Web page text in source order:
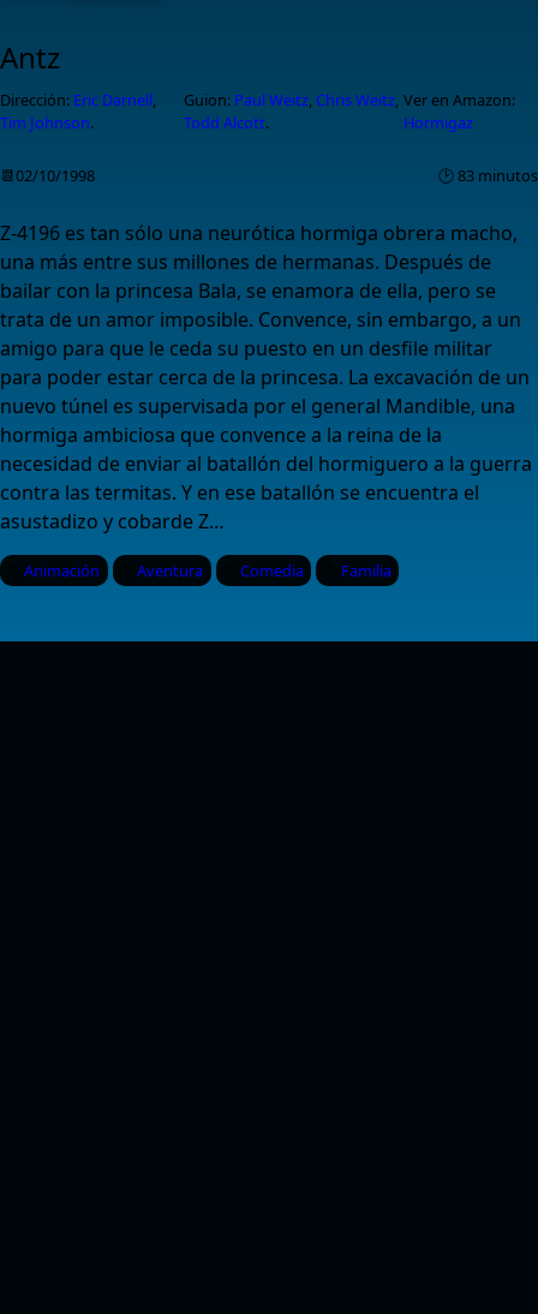
Antz
Dirección: Eric Darnell,
Tim Johnson.
Guion: Paul Weitz,Chris Weitz,
Todd Alcott.
Ver en Amazon:
Hormigaz
📆02/10/1998 🕑 83 minutos
Z-4196 es tan sólo una neurótica hormiga obrera macho,
una más entre sus millones de hermanas. Después de
bailar con la princesa Bala, se enamora de ella, pero se
trata de un amor imposible. Convence, sin embargo, a un
amigo para que le ceda su puesto en un desfile militar
para poder estar cerca de la princesa. La excavación de un
nuevo túnel es supervisada por el general Mandible, una
hormiga ambiciosa que convence a la reina de la
necesidad de enviar al batallón del hormiguero a la guerra
contra las termitas. Y en ese batallón se encuentra el
asustadizo y cobarde Z…
Animación Aventura Comedia Familia